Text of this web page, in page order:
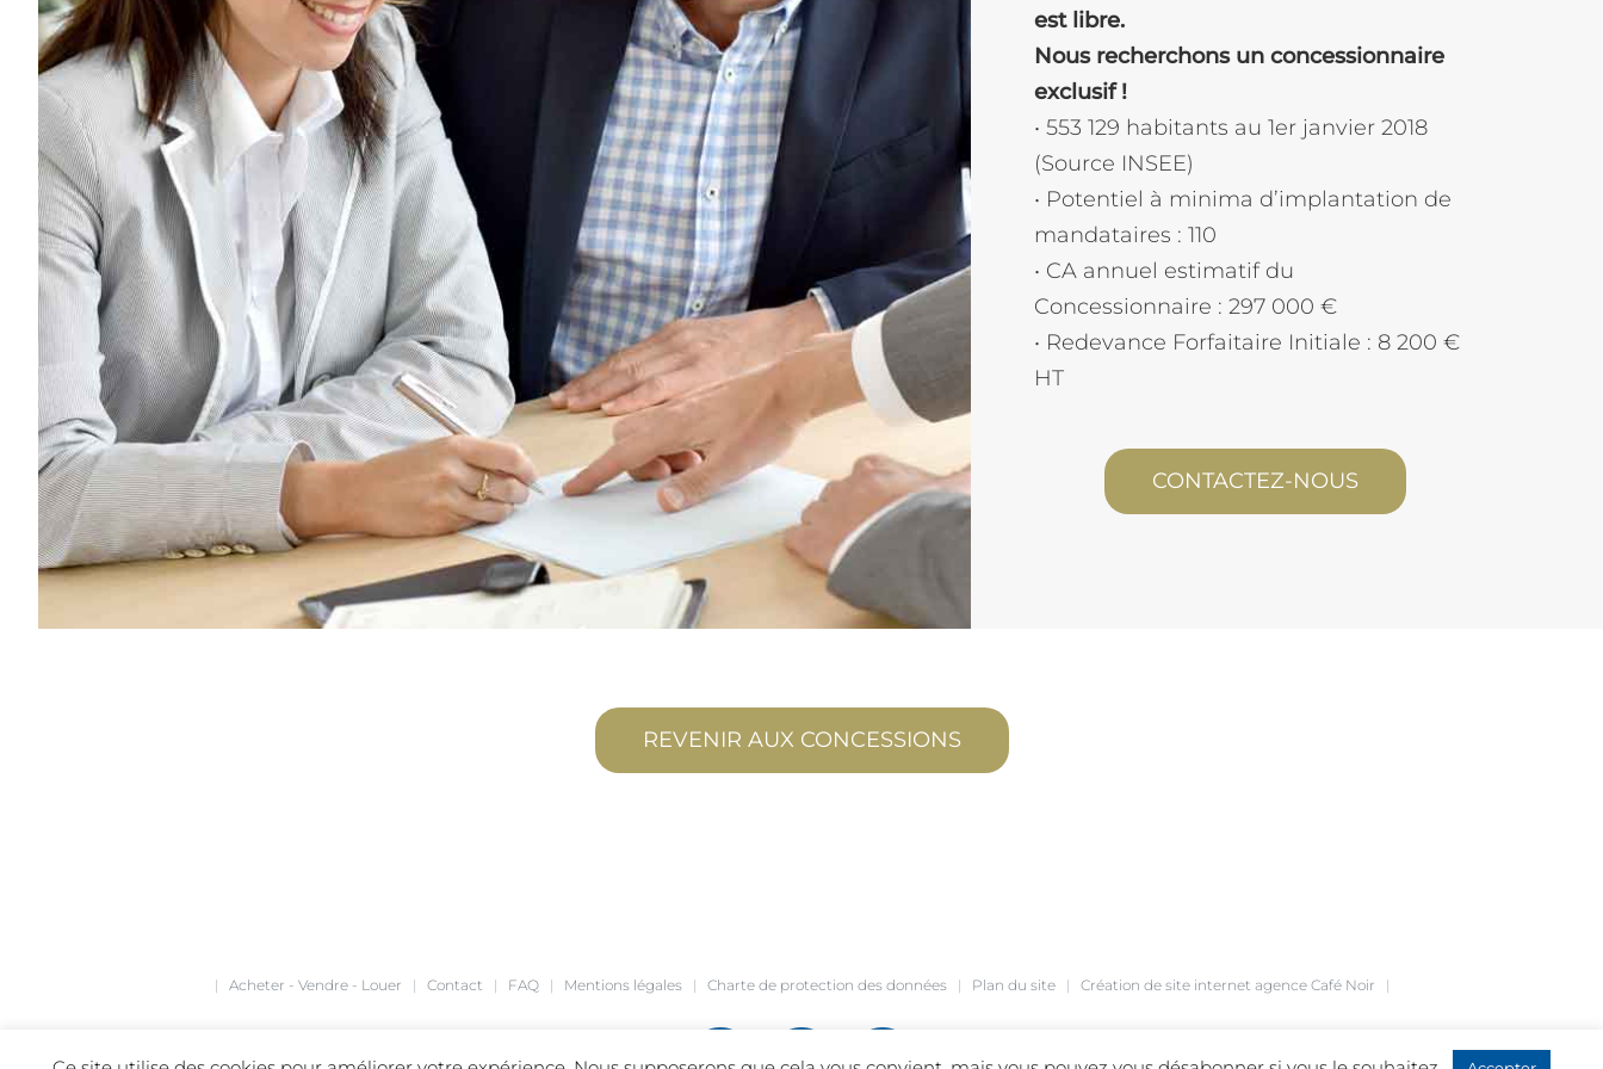
est libre.
Nous recherchons un concessionnaire
exclusif !
• 553 129 habitants au 1er janvier 2018
(Source INSEE)
• Potentiel à minima d’implantation de
mandataires : 110
• CA annuel estimatif du
Concessionnaire : 297 000 €
• Redevance Forfaitaire Initiale : 8 200 €
HT
CONTACTEZ-NOUS
REVENIR AUX CONCESSIONS
| Acheter - Vendre - Louer | Contact | FAQ| Mentions légales| Charte de protection des données| Plan du site| Création de site internet agence Café Noir |